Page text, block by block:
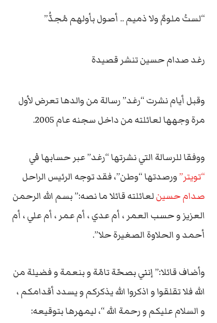
“لستُ ملومٌ ولا ذميم .. أصول بأولهم مُجدُّ”
رغد صدام حسين تنشر قصيدة
وقبل أيام نشرت “رغد” رسالة من والدها تعرض لأول
مرة وجهها لعائلته من داخل سجنه عام 2005.
ووفقا للرسالة التي نشرتها “رغد” عبر حسابها في
“تويتر”ورصدتها “وطن”، فقد توجه الرئيس الراحل
صدام حسينلعائلته قائلا ما نصه:” بسم الله الرحمن
العزيز و حسب العمر ، أم عدي ، أم عمر ، أم علي ، أم
أحمد و الحلاوة الصغيرة حلا”.
وأضاف قائلا:” إنني بصحّة تامّة و بنعمة و فضيلة من
الله فلا تقلقوا و اذكروا الله يذكركم و يسدد أقدامكم ،
و السلام عليكم و رحمة الله “، ليمهرها بتوقيعه: